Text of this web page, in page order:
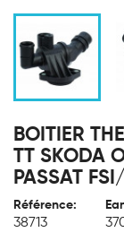
BOITIER
TT SKODA
PASSAT
Référence:
38713